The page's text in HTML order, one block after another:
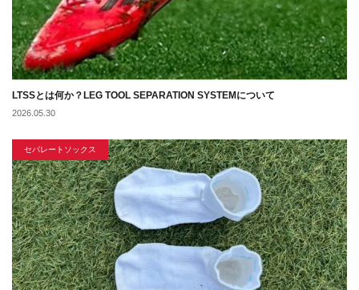
LTSSとは何か？LEG TOOL SEPARATION SYSTEMについて
2026.05.30
セパレートソックス